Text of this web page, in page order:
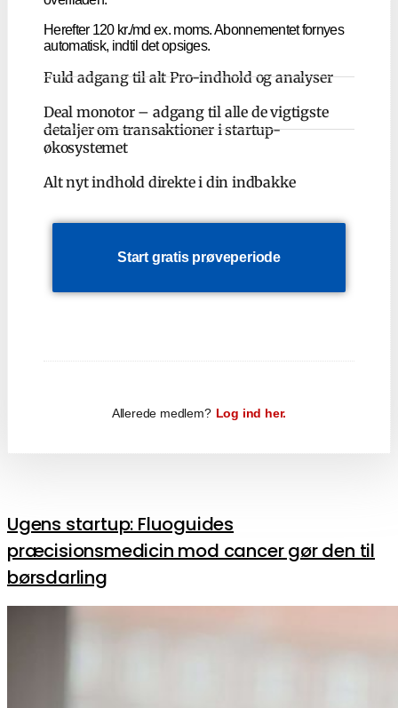
Herefter 120 kr./md ex. moms. Abonnementet fornyes
automatisk, indtil det opsiges.
Fuld adgang til alt Pro-indhold og analyser
Deal monotor – adgang til alle de vigtigste
detaljer om transaktioner i startup-
økosystemet
Alt nyt indhold direkte i din indbakke
Start gratis prøveperiode
Allerede medlem? Log ind her.
Ugens startup: Fluoguides
præcisionsmedicin mod cancer gør den til
børsdarling